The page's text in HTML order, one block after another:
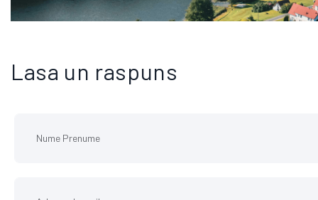
Lasa un raspuns